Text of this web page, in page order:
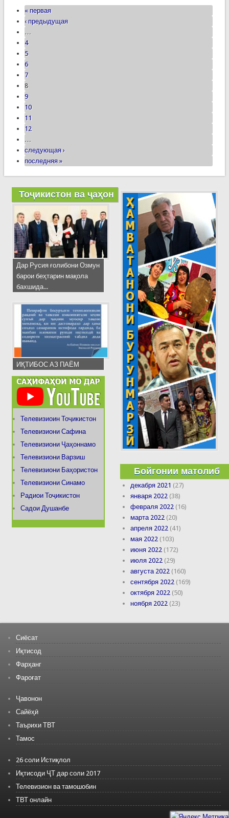
« первая
‹ предыдущая
…
4
5
6
7
8
9
10
11
12
…
следующая ›
последняя »
Тоҷикистон ва ҷаҳон
Дар Русия ғолибони Озмун
барои беҳтарин мақола
бахшида...
ИҚТИБОС АЗ ПАЁМ
Телевизиоин Тоҷикистон
Телевизиони Сафина
Телевизиони Ҷаҳоннамо
Телевизиони Варзиш
Телевизиони Баҳористон
Телевизиони Синамо
Радиои Тоҷикистон
Садои Душанбе
Бойгонии матолиб
декабря 2021 (27)
января 2022 (38)
февраля 2022 (16)
марта 2022 (20)
апреля 2022 (41)
мая 2022 (103)
июня 2022 (172)
июля 2022 (29)
августа 2022 (160)
сентября 2022 (169)
октября 2022 (50)
ноября 2022 (23)
Сиёсат
Иқтисод
Фарҳанг
Фароғат
Ҷавонон
Сайёҳӣ
Таърихи ТВТ
Тамос
26 соли Истиқлол
Иқтисоди ҶТ дар соли 2017
Телевизион ва тамошобин
ТВТ онлайн